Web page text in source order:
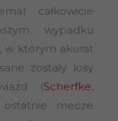
całkowicie
wypadku
w którym akurat
zostały losy
(Scherfke,
mecze